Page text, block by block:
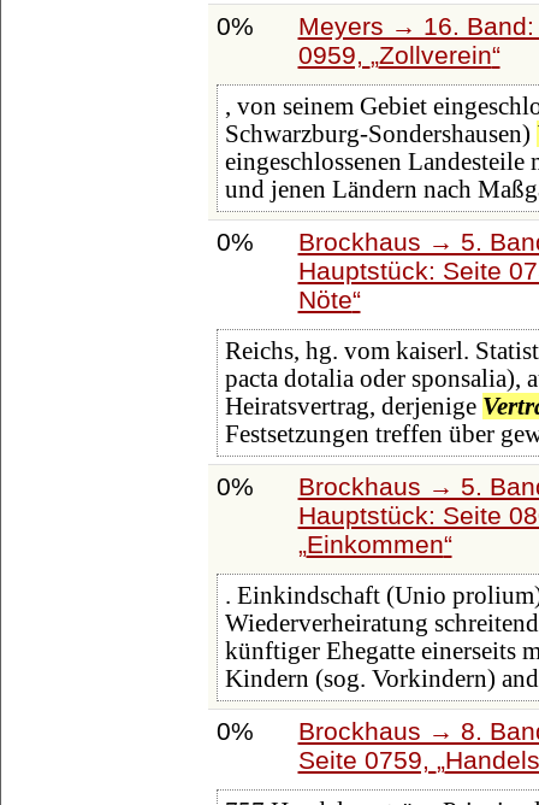
0%
Meyers → 16.
0959,
Zollverein
, von seinem Gebiet
Schwarzburg-Sondershausen)
eingeschlossenen
und jenen Ländern nach
0%
Brockhaus → 5.
Hauptstück: Seite
Nöte
Reichs, hg. vom kaiserl.
pacta dotalia oder sponsalia),
Heiratsvertrag, derjenige
Festsetzungen treffen über
0%
Brockhaus → 5.
Hauptstück: Seite
Einkommen
. Einkindschaft (Unio
Wiederverheiratung
künftiger Ehegatte einerseits
Kindern (sog. Vorkindern)
0%
Brockhaus → 8.
Seite 0759,